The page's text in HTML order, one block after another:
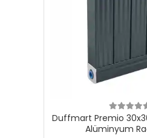
Duffmart Premio
Alüminyum